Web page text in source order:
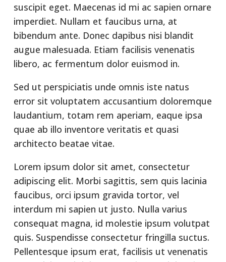
suscipit eget. Maecenas id mi ac sapien ornare
imperdiet. Nullam et faucibus urna, at
bibendum ante. Donec dapibus nisi blandit
augue malesuada. Etiam facilisis venenatis
libero, ac fermentum dolor euismod in.
Sed ut perspiciatis unde omnis iste natus
error sit voluptatem accusantium doloremque
laudantium, totam rem aperiam, eaque ipsa
quae ab illo inventore veritatis et quasi
architecto beatae vitae.
Lorem ipsum dolor sit amet, consectetur
adipiscing elit. Morbi sagittis, sem quis lacinia
faucibus, orci ipsum gravida tortor, vel
interdum mi sapien ut justo. Nulla varius
consequat magna, id molestie ipsum volutpat
quis. Suspendisse consectetur fringilla suctus.
Pellentesque ipsum erat, facilisis ut venenatis